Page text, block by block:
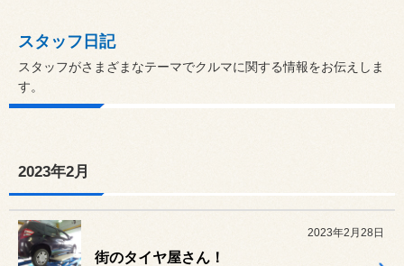
スタッフ日記
スタッフがさまざまなテーマでクルマに関する情報をお伝えしま
す。
2023年2月
2023年2月28日
街のタイヤ屋さん！